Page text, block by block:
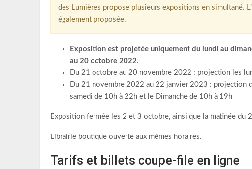
des Lumières propose plusieurs expositions en simultané. L’
également proposée.
Exposition est projetée uniquement du lundi au
au 20 octobre 2022.
Du 21 octobre au 20 novembre 2022 : projection les
Du 21 novembre 2022 au 22 janvier 2023 : projection
samedi de 10h à 22h et le Dimanche de 10h à 19h
Exposition fermée les 2 et 3 octobre, ainsi que la matinée du
Librairie boutique ouverte aux mêmes horaires.
Tarifs et billets coupe-file en ligne